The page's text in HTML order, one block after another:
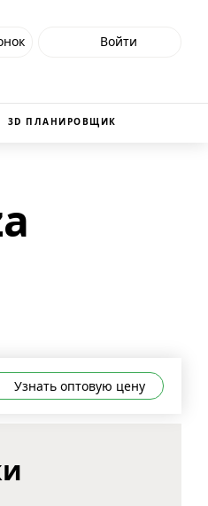
Войти
3D ПЛАНИРОВЩИК
Узнать оптовую цену